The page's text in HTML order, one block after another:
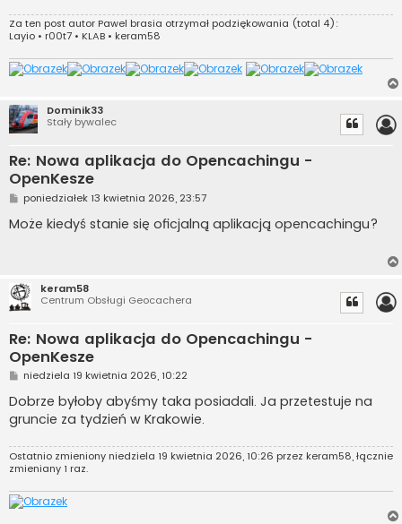
Za ten post autor Pawel brasia otrzymał podziękowania (total 4):
Layio • r00t7 • KLAB • keram58
Dominik33
Stały bywalec
Re: Nowa aplikacja do Opencachingu -
OpenKesze
P
o
s
t
poniedziałek 13 kwietnia 2026, 23:57
Może kiedyś stanie się oficjalną aplikacją opencachingu?
keram58
Centrum Obsługi Geocachera
Re: Nowa aplikacja do Opencachingu -
OpenKesze
P
s
t
niedziela 19 kwietnia 2026, 10:22
Dobrze byłoby abyśmy taka posiadali. Ja przetestuje na
gruncie za tydzień w Krakowie.
Ostatnio zmieniony niedziela 19 kwietnia 2026, 10:26 przez keram58 , łącznie
zmieniany 1 raz.